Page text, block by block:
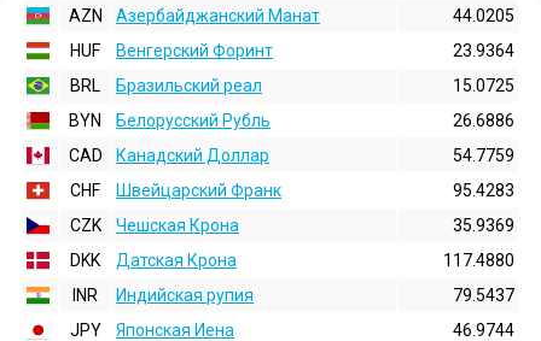
AZN
Азербайджанский Манат
44.0205
HUF
Венгерский Форинт
23.9364
BRL
Бразильский реал
15.0725
BYN
Белорусский Рубль
26.6886
CAD
Канадский Доллар
54.7759
CHF
Швейцарский Франк
95.4283
CZK
Чешская Крона
35.9369
DKK
Датская Крона
117.4880
INR
Индийская pупия
79.5437
JPY
Японская Иена
46.9744